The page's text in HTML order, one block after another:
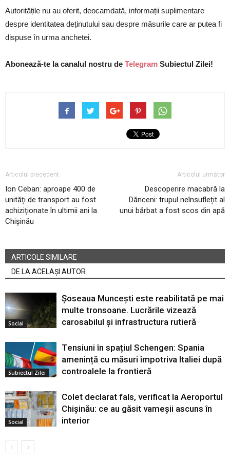
Autoritățile nu au oferit, deocamdată, informații suplimentare
despre identitatea deținutului sau despre măsurile care ar putea fi
dispuse în urma anchetei.
Abonează-te la canalul nostru de Telegram Subiectul Zilei!
Articolul precedent
Ion Ceban: aproape 400 de
unități de transport au fost
achiziționate în ultimii ani la
Chișinău
Articolul următor
Descoperire macabră la
Dănceni: trupul neînsuflețit al
unui bărbat a fost scos din apă
ARTICOLE SIMILARE
DE LA ACELAȘI AUTOR
Social
Șoseaua Muncești este reabilitată pe mai
multe tronsoane. Lucrările vizează
carosabilul și infrastructura rutieră
Subiectul Zilei
Tensiuni în spațiul Schengen: Spania
amenință cu măsuri împotriva Italiei după
controalele la frontieră
Social
Colet declarat fals, verificat la Aeroportul
Chișinău: ce au găsit vameșii ascuns în
interior